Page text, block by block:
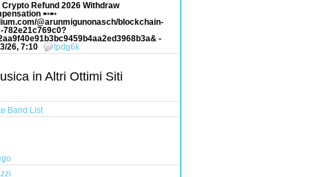
Crypto Refund 2026 Withdraw
➸➸
@arunmigunonasch/blockchain-
782e21c769c0?
-
26, 7:10
tpdg6k
in Altri Ottimi Siti
Band List